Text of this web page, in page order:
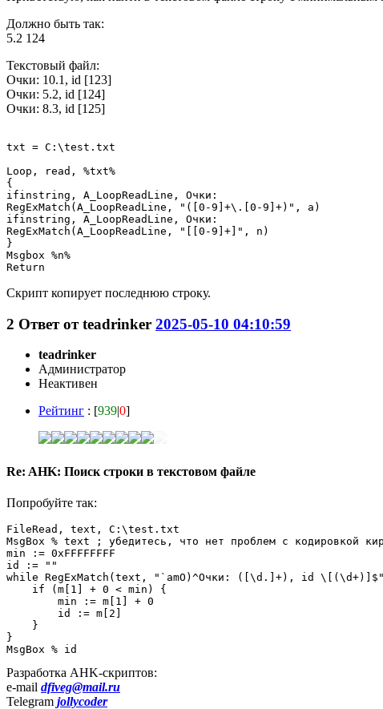
Должно быть так:
5.2 124
Текстовый файл:
Очки: 10.1, id [123]
Очки: 5.2, id [124]
Очки: 8.3, id [125]
txt = C:\test.txt
Loop, read, %txt%
{
ifinstring, A_LoopReadLine, Очки:
RegExMatch(A_LoopReadLine, "([0-9]+\.[0-9]+)", a)
ifinstring, A_LoopReadLine, Очки:
RegExMatch(A_LoopReadLine, "[[0-9]+]", n)
}
Msgbox %n%
Скрипт копирует последнюю строку.
2 Ответ отteadrinker 2025-05-10 04:10:59
teadrinker
Администратор
Неактивен
Рейтинг : [939|0]
Re: AHK: Поиск строки в текстовом файле
Попробуйте так:
FileRead, text, C:\test.txt
MsgBox % text ; убедитесь, что нет проблем с кодировкой
min := 0xFFFFFFFF
id := ""
while RegExMatch(text, "`amO)^Очки: ([\d.]+), id
    if (m[1] + 0 < min) {
        min := m[1] + 0
        id := m[2]
    }
}
MsgBox % id
Разработка AHK-скриптов:
e-mail dfiveg@mail.ru
Telegram jollycoder